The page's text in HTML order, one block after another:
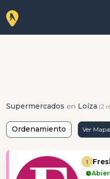
Supermercados en Loíza (2
Ordenamiento Ver Mapa
1